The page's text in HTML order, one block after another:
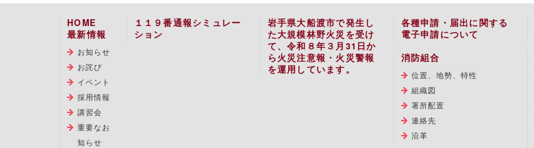
HOME
最新情報
お知らせ
お詫び
イベント
採用情報
講習会
重要なお
知らせ
１１９番通報シミュレー
ション
岩手県大船渡市で発生し
た大規模林野火災を受け
て、令和８年３月31日か
ら火災注意報・火災警報
を運用しています。
各種申請・届出に関する
電子申請について
消防組合
位置、地勢、特性
組織図
署所配置
連絡先
沿革